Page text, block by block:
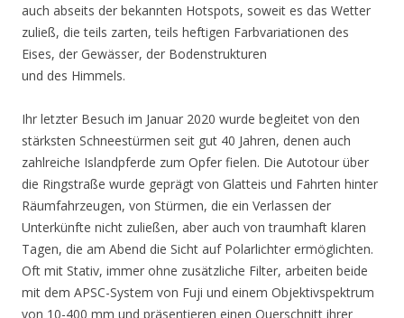
auch abseits der bekannten Hotspots, soweit es das Wetter
zuließ, die teils zarten, teils heftigen Farbvariationen des
Eises, der Gewässer, der Bodenstrukturen
und des Himmels.
Ihr letzter Besuch im Januar 2020 wurde begleitet von den
stärksten Schneestürmen seit gut 40 Jahren, denen auch
zahlreiche Islandpferde zum Opfer fielen. Die Autotour über
die Ringstraße wurde geprägt von Glatteis und Fahrten hinter
Räumfahrzeugen, von Stürmen, die ein Verlassen der
Unterkünfte nicht zuließen, aber auch von traumhaft klaren
Tagen, die am Abend die Sicht auf Polarlichter ermöglichten.
Oft mit Stativ, immer ohne zusätzliche Filter, arbeiten beide
mit dem APSC-System von Fuji und einem Objektivspektrum
von 10-400 mm und präsentieren einen Querschnitt ihrer